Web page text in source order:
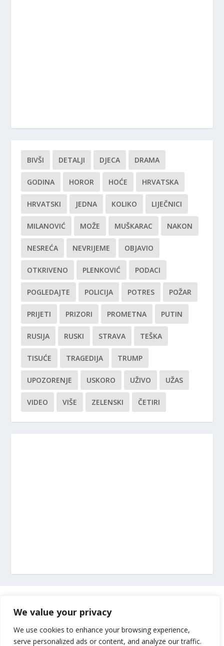
We value your privacy
We use cookies to enhance your browsing experience,
serve personalized ads or content, and analyze our traffic.
BIVŠI DETALJI DJECA DRAMA
GODINA HOROR HOĆE HRVATSKA
HRVATSKI JEDNA KOLIKO LIJEČNICI
MILANOVIĆ MOŽE MUŠKARAC NAKON
NESREĆA NEVRIJEME OBJAVIO
OTKRIVENO PLENKOVIĆ PODACI
POGLEDAJTE POLICIJA POTRES POŽAR
PRIJETI PRIZORI PROMETNA PUTIN
RUSIJA RUSKI STRAVA TEŠKA
TISUĆE TRAGEDIJA TRUMP
UPOZORENJE USKORO UŽIVO UŽAS
VIDEO VIŠE ZELENSKI ČETIRI
Impressum